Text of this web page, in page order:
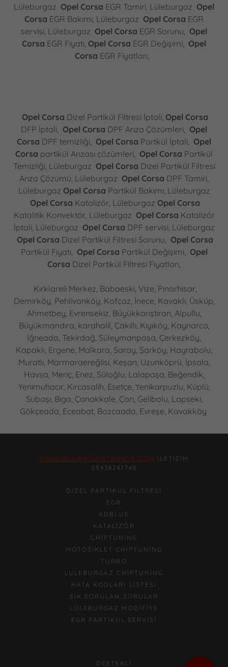
Lüleburgaz Opel Corsa EGR Tamiri, Lüleburgaz Opel
Corsa EGR Bakımı, Lüleburgaz Opel Corsa EGR
servisi, Lüleburgaz Opel Corsa EGR Sorunu, Opel
Corsa EGR Fiyatı, Opel Corsa EGR Değişimi, Opel
Corsa EGR Fiyatları,
Opel Corsa Dizel Partikül Filtresi İptali, Opel Corsa
DFP İptali, Opel Corsa DPF Arıza Çözümleri, Opel
Corsa DPF temizliği, Opel Corsa Partkül İptali, Opel
Corsa partikül Arızası çözümleri, Opel Corsa Partikül
Temizliği, Lüleburgaz Opel Corsa Dizel Partikül Filtresi
Arıza Çözümü, Lüleburgaz Opel Corsa DPF Tamiri,
Lüleburgaz Opel Corsa Partikül Bakımı, Lüleburgaz
Opel Corsa Katalizör, Lüleburgaz Opel Corsa
Katalitik Konvektör, Lüleburgaz Opel Corsa Katalizör
İptali, Lüleburgaz Opel Corsa DPF servisi, Lüleburgaz
Opel Corsa Dizel Partikül Filtresi Sorunu, Opel Corsa
Partikül Fiyatı, Opel Corsa Partikül Değişimi, Opel
Corsa Dizel Partikül Filtresi Fiyatları,
Kırklareli Merkez, Babaeski, Vize, Pınarhisar,
Demirköy, Pehlivanköy, Kofçaz, İnece, Kavaklı, Üsküp,
Ahmetbey, Evrensekiz, Büyükkarıştıran, Alpullu,
Büyükmandıra, karahalil, Çakıllı, Kıyıköy, Kaynarca,
İğneada, Tekirdağ, Süleymanpaşa, Çerkezköy,
Kapaklı, Ergene, Malkara, Saray, Şarköy, Hayrabolu,
Muratlı, Marmaraereğlisi, Keşan, Uzunköprü, İpsala,
Havsa, Meriç, Enez, Süloğlu, Lalapaşa, Beğendik,
Yenimuhacır, Kırcasalih, Esetçe, Yenikarpuzlu, Küplü,
Subaşı, Biga, Çanakkale, Çan, Gelibolu, Lapseki,
Gökçeada, Eceabat, Bozcaada, Evreşe, Kavakköy
WWW.ECUNATIONTRAKYA.COM İLETIŞIM
05436261748
DIZEL PARTIKÜL FILTRESI
EGR
ADBLUE
KATALIZÖR
CHIPTUNING
MOTOSIKLET CHIPTUNING
TURBO
LULEBURGAZ CHIPTUNING
HATA KODLARI LISTESI
SIK SORULAN SORULAR
LÜLEBURGAZ MODIFIYE
EGR PARTIKUL SERVISI
DESTEKLI